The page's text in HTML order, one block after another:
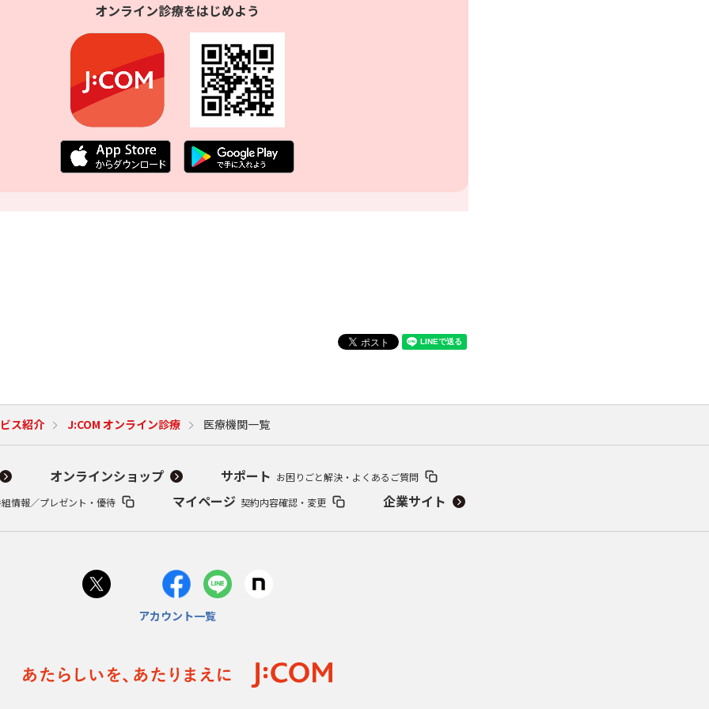
オンライン診療をはじめよう
ス紹介 J:COM オンライン診療 医療機関一覧
オンラインショップ サポート お困りごと解決・よくあるご質問
情報／プレゼント・優待
マイページ 契約内容確認・変更 企業サイト
アカウント一覧